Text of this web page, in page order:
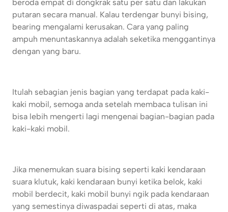
beroda empat di dongkrak satu per satu dan lakukan
putaran secara manual. Kalau terdengar bunyi bising,
bearing mengalami kerusakan. Cara yang paling
ampuh menuntaskannya adalah seketika menggantinya
dengan yang baru.
Itulah sebagian jenis bagian yang terdapat pada kaki-
kaki mobil, semoga anda setelah membaca tulisan ini
bisa lebih mengerti lagi mengenai bagian-bagian pada
kaki-kaki mobil.
Jika menemukan suara bising seperti kaki kendaraan
suara klutuk, kaki kendaraan bunyi ketika belok, kaki
mobil berdecit, kaki mobil bunyi ngik pada kendaraan
yang semestinya diwaspadai seperti di atas, maka